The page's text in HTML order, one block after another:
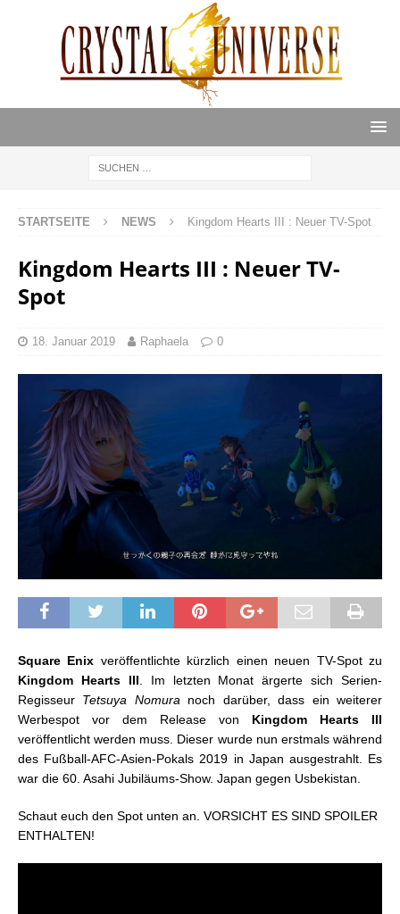
STARTSEITE NEWS Kingdom Hearts III : Neuer TV-Spot
Kingdom Hearts III : Neuer TV-
Spot
18. Januar 2019 Raphaela 0
Square Enix veröffentlichte kürzlich einen neuen TV-Spot zu
Kingdom Hearts III . Im letzten Monat ärgerte sich Serien-
Regisseur Tetsuya Nomura noch darüber, dass ein weiterer
Werbespot vor dem Release von Kingdom
Hearts III
veröffentlicht werden muss. Dieser wurde nun erstmals während
des Fußball-AFC-Asien-Pokals 2019 in Japan ausgestrahlt. Es
war die 60. Asahi Jubiläums-Show. Japan gegen Usbekistan.
Schaut euch den Spot unten an. VORSICHT ES SIND SPOILER
ENTHALTEN!